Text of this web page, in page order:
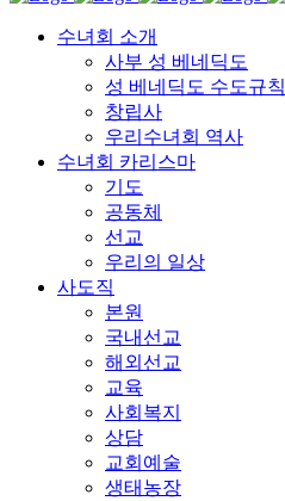
수녀회 소개
사부 성 베네딕도
성 베네딕도 수도규칙
창립사
우리수녀회 역사
수녀회 카리스마
기도
공동체
선교
우리의 일상
사도직
본원
국내선교
해외선교
교육
사회복지
상담
교회예술
생태농장